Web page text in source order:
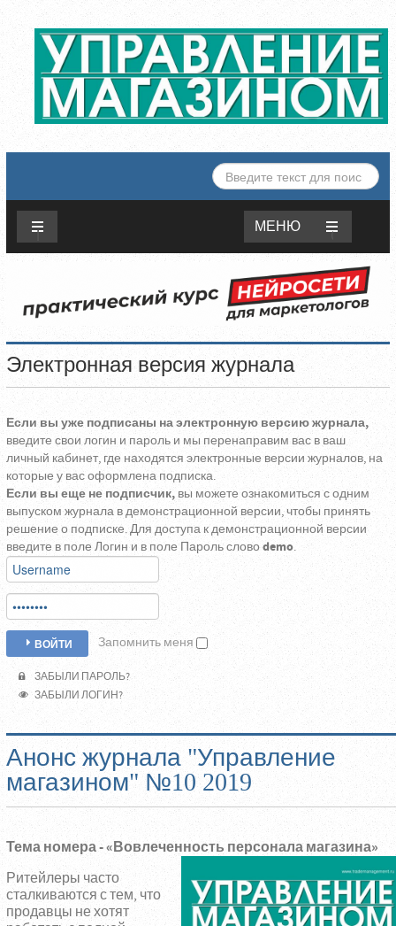
ИСКАТЬ...
МЕНЮ
Электронная версия журнала
Если вы уже подписаны на электронную версию журнала,
введите свои логин и пароль и мы перенаправим вас в ваш
личный кабинет, где находятся электронные версии журналов, на
которые у вас оформлена подписка.
Если вы еще не подписчик, вы можете ознакомиться с одним
выпуском журнала в демонстрационной версии, чтобы принять
решение о подписке. Для доступа к демонстрационной версии
введите в поле Логин и в поле Пароль словоdemo.
ВОЙТИ Запомнить меня
ЗАБЫЛИ ПАРОЛЬ?
ЗАБЫЛИ ЛОГИН?
Анонс журнала "Управление
магазином" №10 2019
Тема номера - «Вовлеченность персонала магазина»
Ритейлеры часто
сталкиваются с тем, что
продавцы не хотят